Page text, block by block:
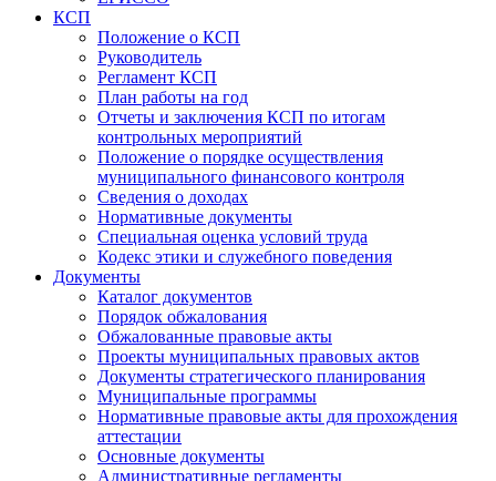
КСП
Положение о КСП
Руководитель
Регламент КСП
План работы на год
Отчеты и заключения КСП по итогам
контрольных мероприятий
Положение о порядке осуществления
муниципального финансового контроля
Сведения о доходах
Нормативные документы
Специальная оценка условий труда
Кодекс этики и служебного поведения
Документы
Каталог документов
Порядок обжалования
Обжалованные правовые акты
Проекты муниципальных правовых актов
Документы стратегического планирования
Муниципальные программы
Нормативные правовые акты для прохождения
аттестации
Основные документы
Административные регламенты